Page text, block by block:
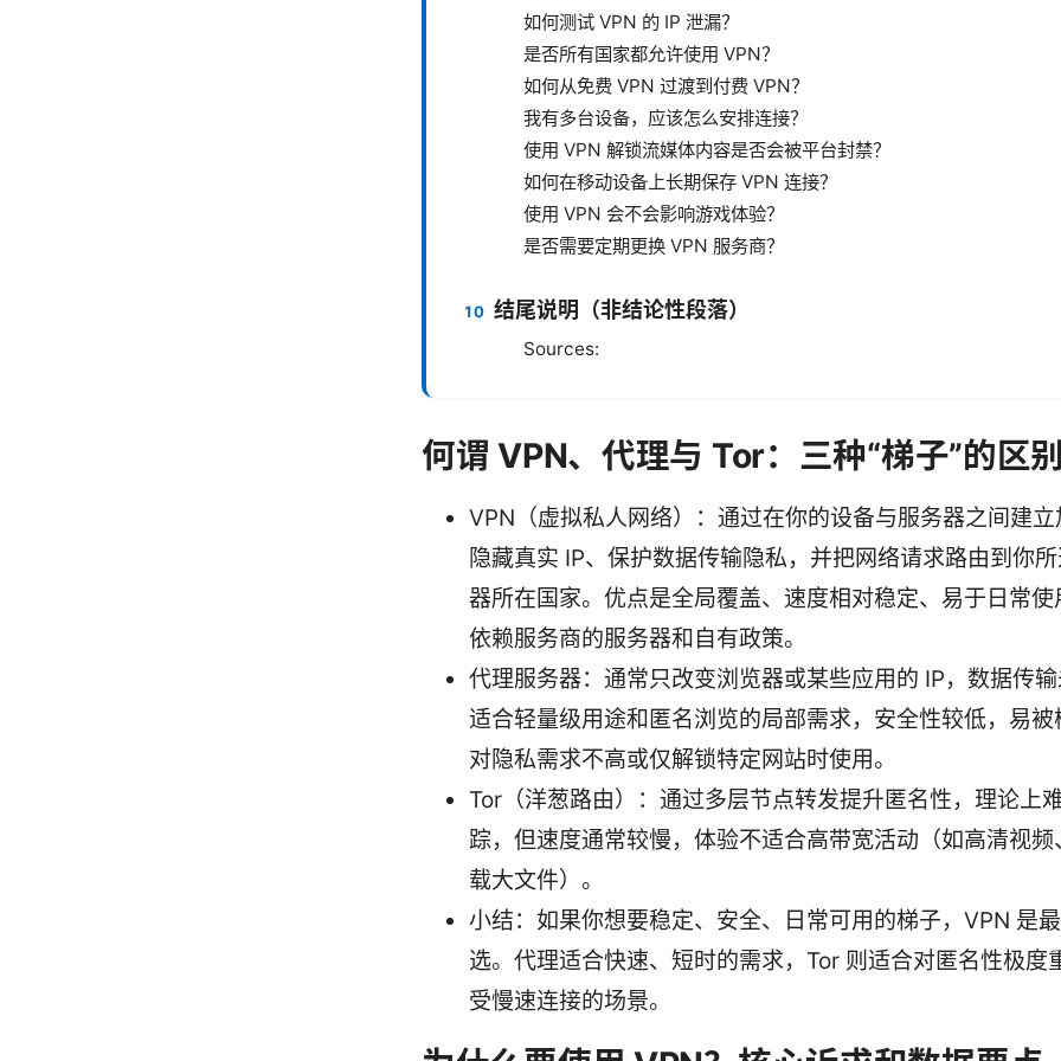
如何测试 VPN 的 IP 泄漏？
是否所有国家都允许使用 VPN？
如何从免费 VPN 过渡到付费 VPN？
我有多台设备，应该怎么安排连接？
使用 VPN 解锁流媒体内容是否会被平台封禁？
如何在移动设备上长期保存 VPN 连接？
使用 VPN 会不会影响游戏体验？
是否需要定期更换 VPN 服务商？
结尾说明（非结论性段落）
Sources:
何谓 VPN、代理与 Tor：三种“梯子”的区别
VPN（虚拟私人网络）：通过在你的设备与服务器之间建立
隐藏真实 IP、保护数据传输隐私，并把网络请求路由到你
器所在国家。优点是全局覆盖、速度相对稳定、易于日常使
依赖服务商的服务器和自有政策。
代理服务器：通常只改变浏览器或某些应用的 IP，数据传输
适合轻量级用途和匿名浏览的局部需求，安全性较低，易被
对隐私需求不高或仅解锁特定网站时使用。
Tor（洋葱路由）：通过多层节点转发提升匿名性，理论上
踪，但速度通常较慢，体验不适合高带宽活动（如高清视频
载大文件）。
小结：如果你想要稳定、安全、日常可用的梯子，VPN 是
选。代理适合快速、短时的需求，Tor 则适合对匿名性极度
受慢速连接的场景。